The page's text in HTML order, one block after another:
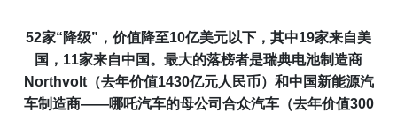
52家“降级”， 价值降至10亿美元以下，其中19家来自美
国，11家来自中国。最大的落榜者是瑞典电池制造商
Northvolt（去年价值1430亿元人民币）和中国新能源汽
车制造商——哪吒汽车的母公司 合众汽车（去年价值300